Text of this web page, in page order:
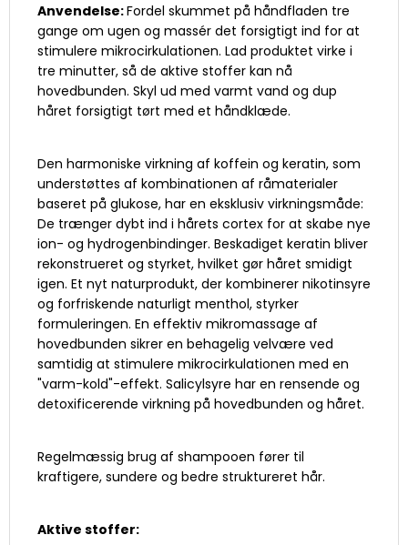
Anvendelse:Fordel skummet på håndfladen tre
gange om ugen og massér det forsigtigt ind for at
stimulere mikrocirkulationen. Lad produktet virke i
tre minutter, så de aktive stoffer kan nå
hovedbunden. Skyl ud med varmt vand og dup
håret forsigtigt tørt med et håndklæde.
Den harmoniske virkning af koffein og keratin, som
understøttes af kombinationen af råmaterialer
baseret på glukose, har en eksklusiv virkningsmåde:
De trænger dybt ind i hårets cortex for at skabe nye
ion- og hydrogenbindinger. Beskadiget keratin bliver
rekonstrueret og styrket, hvilket gør håret smidigt
igen. Et nyt naturprodukt, der kombinerer nikotinsyre
og forfriskende naturligt menthol, styrker
formuleringen. En effektiv mikromassage af
hovedbunden sikrer en behagelig velvære ved
samtidig at stimulere mikrocirkulationen med en
"varm-kold"-effekt. Salicylsyre har en rensende og
detoxificerende virkning på hovedbunden og håret.
Regelmæssig brug af shampooen fører til
kraftigere, sundere og bedre struktureret hår.
Aktive stoffer: